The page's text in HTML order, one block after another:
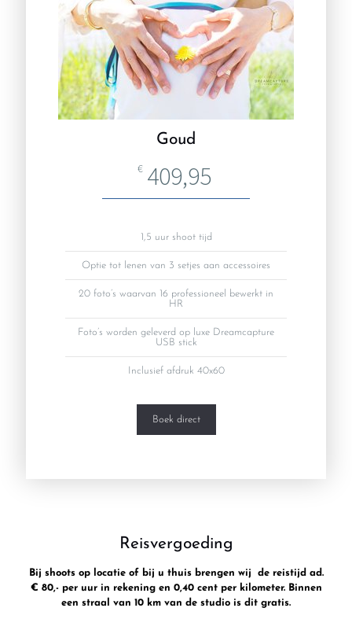
Goud
€ 409,95
1,5 uur shoot tijd
Optie tot lenen van 3 setjes aan accessoires
20 foto’s waarvan 16 professioneel bewerkt in
HR
Foto’s worden geleverd op luxe Dreamcapture
USB stick
Inclusief afdruk 40x60
Boek direct
Reisvergoeding
Bij shoots op locatie of bij u thuis brengen wij de reistijd ad.
€ 80,- per uur in rekening en 0,40 cent per kilometer. Binnen
een straal van 10 km van de studio is dit gratis.